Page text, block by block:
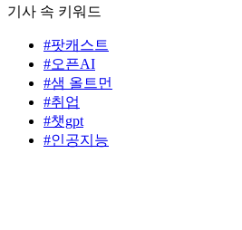
기사 속 키워드
#팟캐스트
#오픈AI
#샘 올트먼
#취업
#챗gpt
#인공지능